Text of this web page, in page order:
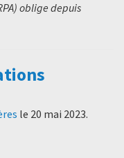
oblige depuis
le 20 mai 2023.